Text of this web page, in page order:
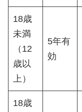
18歳
未満
（12
歳以
上）
5年有
効
18歳